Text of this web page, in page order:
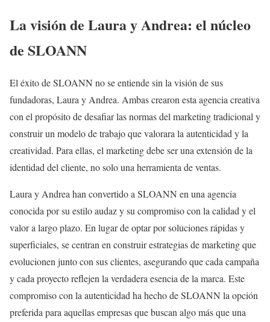
La visión de Laura y Andrea: el núcleo
de SLOANN
El éxito de SLOANN no se entiende sin la visión de sus
fundadoras, Laura y Andrea. Ambas crearon esta agencia creativa
con el propósito de desafiar las normas del marketing tradicional y
construir un modelo de trabajo que valorara la autenticidad y la
creatividad. Para ellas, el marketing debe ser una extensión de la
identidad del cliente, no solo una herramienta de ventas.
Laura y Andrea han convertido a SLOANN en una agencia
conocida por su estilo audaz y su compromiso con la calidad y el
valor a largo plazo. En lugar de optar por soluciones rápidas y
superficiales, se centran en construir estrategias de marketing que
evolucionen junto con sus clientes, asegurando que cada campaña
y cada proyecto reflejen la verdadera esencia de la marca. Este
compromiso con la autenticidad ha hecho de SLOANN la opción
preferida para aquellas empresas que buscan algo más que una